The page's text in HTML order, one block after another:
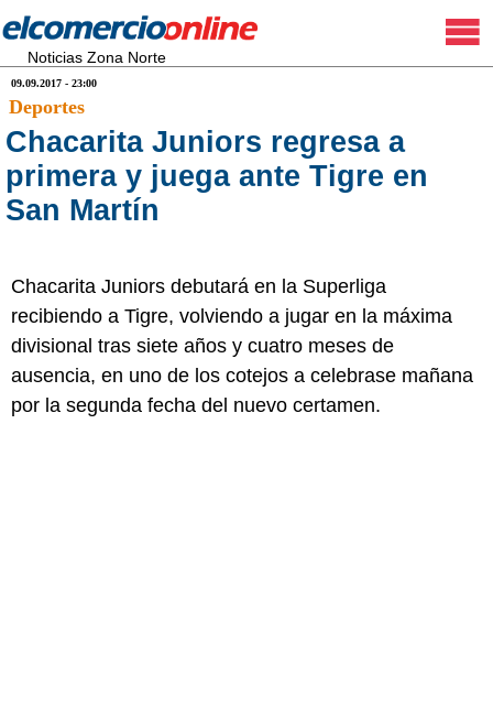
Noticias Zona Norte
09.09.2017 - 23:00
Deportes
Chacarita Juniors regresa a
primera y juega ante Tigre en
San Martín
Chacarita Juniors debutará en la Superliga
recibiendo a Tigre, volviendo a jugar en la máxima
divisional tras siete años y cuatro meses de
ausencia, en uno de los cotejos a celebrase mañana
por la segunda fecha del nuevo certamen.